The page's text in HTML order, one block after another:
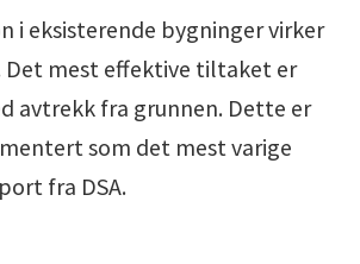
i eksisterende bygninger virker
Det mest effektive tiltaket er
avtrekk fra grunnen. Dette er
som det mest varige
fra DSA.